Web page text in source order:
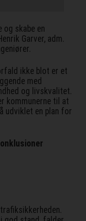
og skabe en
Garver, adm.
ikke blot er et
med
og livskvalitet.
kommunerne til at
udviklet en plan for